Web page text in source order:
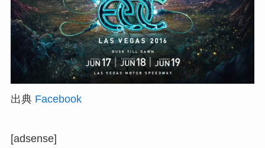
出典 Facebook
[adsense]